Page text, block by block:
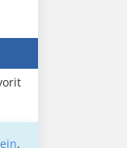
.